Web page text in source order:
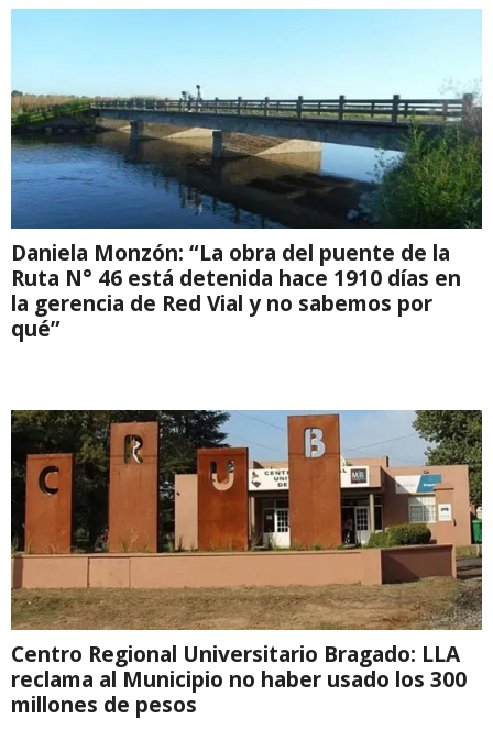
Daniela Monzón: “La obra del puente de la
Ruta N° 46 está detenida hace 1910 días en
la gerencia de Red Vial y no sabemos por
qué”
Centro Regional Universitario Bragado: LLA
reclama al Municipio no haber usado los 300
millones de pesos